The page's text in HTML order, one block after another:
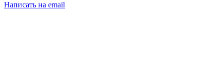
Написать на email